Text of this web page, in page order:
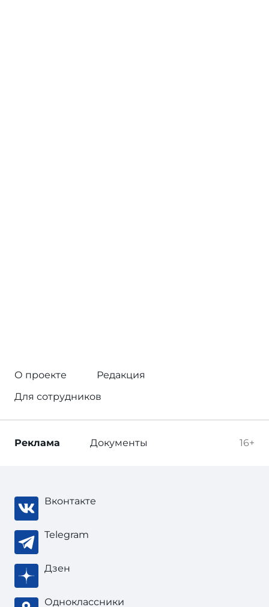
О проекте
Редакция
Для сотрудников
16+
Реклама Документы
Вконтакте
Telegram
Дзен
Одноклассники